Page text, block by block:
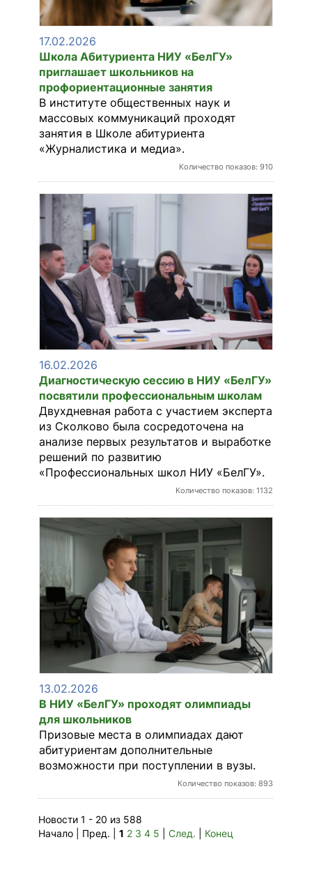
17.02.2026
Школа Абитуриента НИУ «БелГУ»
приглашает школьников на
профориентационные занятия
В институте общественных наук и
массовых коммуникаций проходят
занятия в Школе абитуриента
«Журналистика и медиа».
Количество показов: 910
16.02.2026
Диагностическую сессию в НИУ «БелГУ»
посвятили профессиональным школам
Двухдневная работа с участием эксперта
из Сколково была сосредоточена на
анализе первых результатов и выработке
решений по развитию
«Профессиональных школ НИУ «БелГУ».
Количество показов: 1132
13.02.2026
В НИУ «БелГУ» проходят олимпиады
для школьников
Призовые места в олимпиадах дают
абитуриентам дополнительные
возможности при поступлении в вузы.
Количество показов: 893
Новости 1 - 20 из 588
Начало | Пред. | 1 2 3 4 5 След. Конец